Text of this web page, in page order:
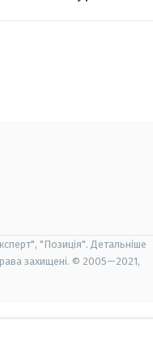
"Позиція". Детальніше
захищені. © 2005—2021,